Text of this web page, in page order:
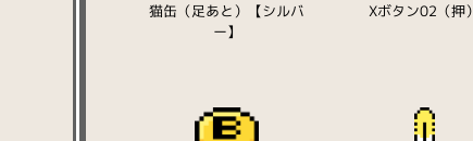
猫缶（足あと）【シルバ
ー】
Xボタン02（押）